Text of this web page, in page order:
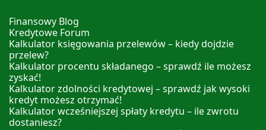
Finansowy Blog
Kredytowe Forum
Kalkulator księgowania przelewów – kiedy dojdzie
przelew?
Kalkulator procentu składanego – sprawdź ile możesz
zyskać!
Kalkulator zdolności kredytowej – sprawdź jak wysoki
kredyt możesz otrzymać!
Kalkulator wcześniejszej spłaty kredytu – ile zwrotu
dostaniesz?